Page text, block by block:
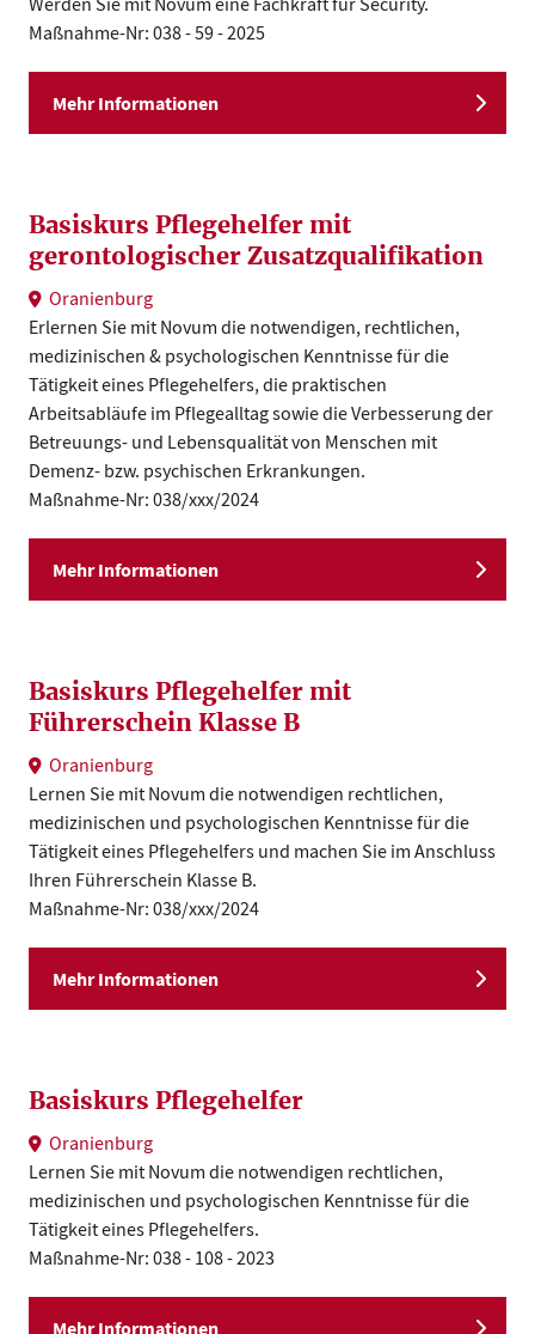
Werden Sie mit Novum eine Fachkraft für Security.
Maßnahme-Nr: 038 - 59 - 2025
Mehr Informationen
Basiskurs Pflegehelfer mit
gerontologischer Zusatzqualifikation
Oranienburg
Erlernen Sie mit Novum die notwendigen, rechtlichen,
medizinischen & psychologischen Kenntnisse für die
Tätigkeit eines Pflegehelfers, die praktischen
Arbeitsabläufe im Pflegealltag sowie die Verbesserung der
Betreuungs- und Lebensqualität von Menschen mit
Demenz- bzw. psychischen Erkrankungen.
Maßnahme-Nr: 038/xxx/2024
Mehr Informationen
Basiskurs Pflegehelfer mit
Führerschein Klasse B
Oranienburg
Lernen Sie mit Novum die notwendigen rechtlichen,
medizinischen und psychologischen Kenntnisse für die
Tätigkeit eines Pflegehelfers und machen Sie im Anschluss
Ihren Führerschein Klasse B.
Maßnahme-Nr: 038/xxx/2024
Mehr Informationen
Basiskurs Pflegehelfer
Oranienburg
Lernen Sie mit Novum die notwendigen rechtlichen,
medizinischen und psychologischen Kenntnisse für die
Tätigkeit eines Pflegehelfers.
Maßnahme-Nr: 038 - 108 - 2023
Mehr Informationen